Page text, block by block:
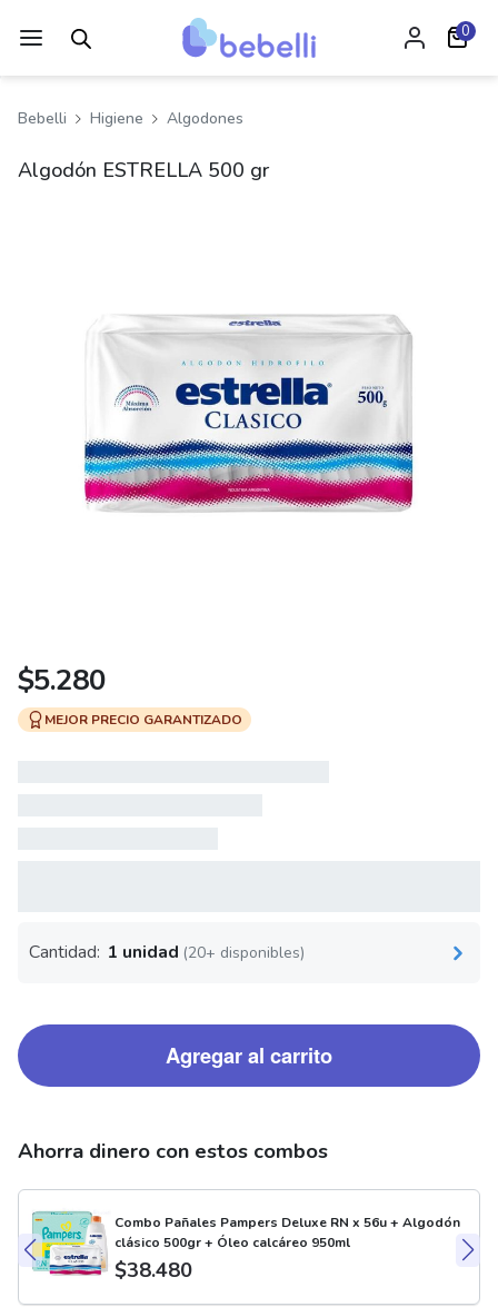
0
Bebelli Higiene Algodones
Algodón ESTRELLA 500 gr
$5.280
MEJOR PRECIO GARANTIZADO
Cantidad: 1 unidad (20+ disponibles)
Agregar al carrito
Ahorra dinero con estos combos
Combo Pañales Pampers Deluxe RN x 56u + Algodón
clásico 500gr + Óleo calcáreo 950ml
$38.480